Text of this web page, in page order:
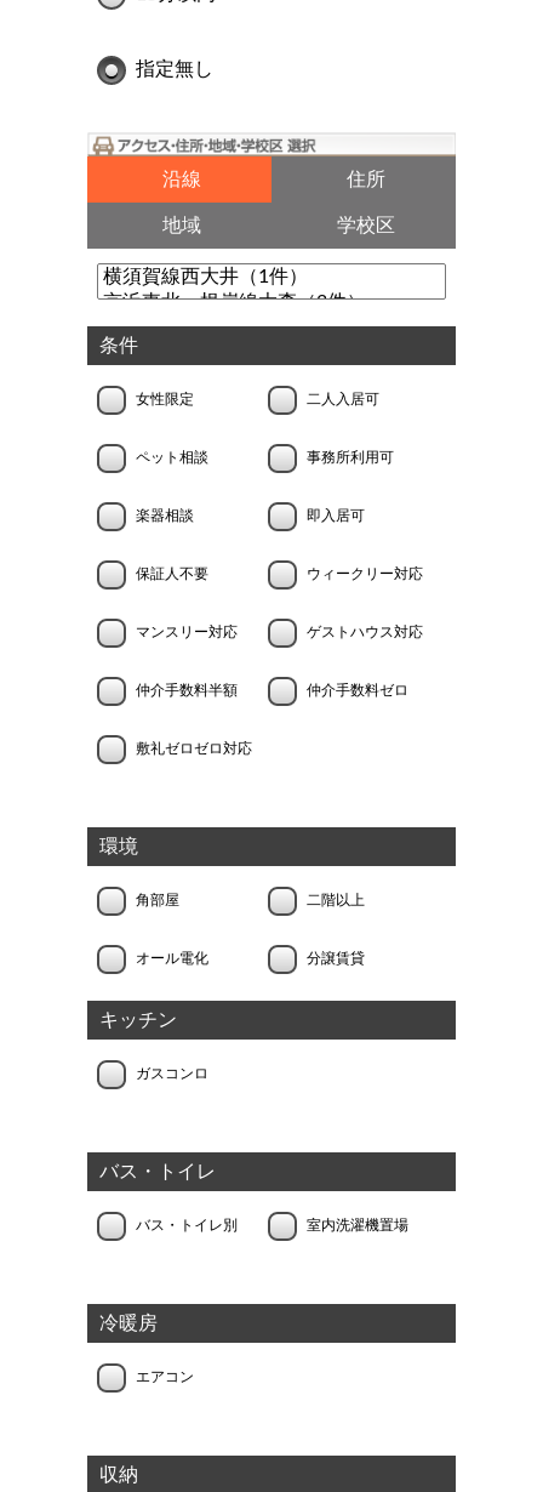
指定無し
沿線 住所
地域 学校区
条件
女性限定 二人入居可
ペット相談 事務所利用可
楽器相談 即入居可
保証人不要 ウィークリー対応
マンスリー対応 ゲストハウス対応
仲介手数料半額 仲介手数料ゼロ
敷礼ゼロゼロ対応
環境
角部屋 二階以上
オール電化 分譲賃貸
キッチン
ガスコンロ
バス・トイレ
バス・トイレ別 室内洗濯機置場
冷暖房
エアコン
収納